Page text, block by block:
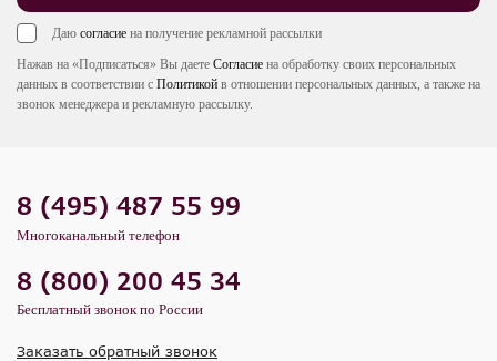
Даю согласие на получение рекламной рассылки
Нажав на «Подписаться» Вы даете Согласие на обработку своих персональных
данных в соответствии с Политикой в отношении персональных данных, а также на
звонок менеджера и рекламную рассылку.
8 (495) 487 55 99
Многоканальный телефон
8 (800) 200 45 34
Бесплатный звонок по России
Заказать обратный звонок